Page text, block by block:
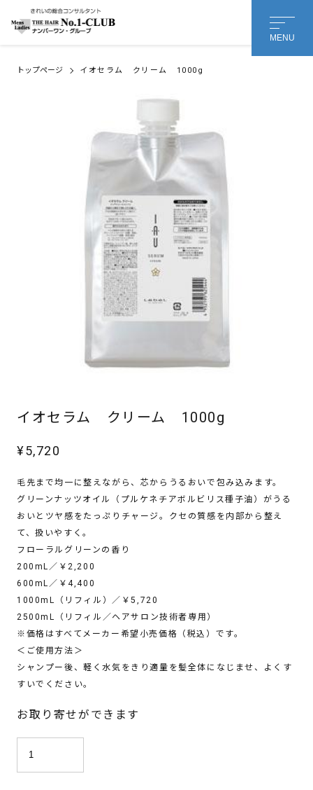
MENU
トップページ イオセラム クリーム 1000g
イオセラム クリーム 1000g
¥5,720
毛先まで均一に整えながら、芯からうるおいで包み込みます。
グリーンナッツオイル（プルケネチアボルビリス種子油）がうる
おいとツヤ感をたっぷりチャージ。クセの質感を内部から整え
て、扱いやすく。
フローラルグリーンの香り
200mL／￥2,200
600mL／￥4,400
1000mL（リフィル）／￥5,720
2500mL（リフィル／ヘアサロン技術者専用）
※価格はすべてメーカー希望小売価格（税込）です。
＜ご使用方法＞
シャンプー後、軽く水気をきり適量を髪全体になじませ、よくす
すいでください。
お取り寄せができます
イ
ラ
*